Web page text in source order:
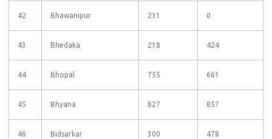
42 Bhawanipur 231 0
43 Bhedaka 218 424
44 Bhopal 755 661
45 Bhyana 827 857
46 Bidsarkar 300 478